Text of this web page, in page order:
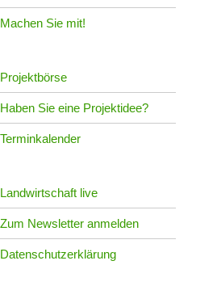
Machen Sie mit!
Projektbörse
Haben Sie eine Projektidee?
Terminkalender
Landwirtschaft live
Zum Newsletter anmelden
Datenschutzerklärung